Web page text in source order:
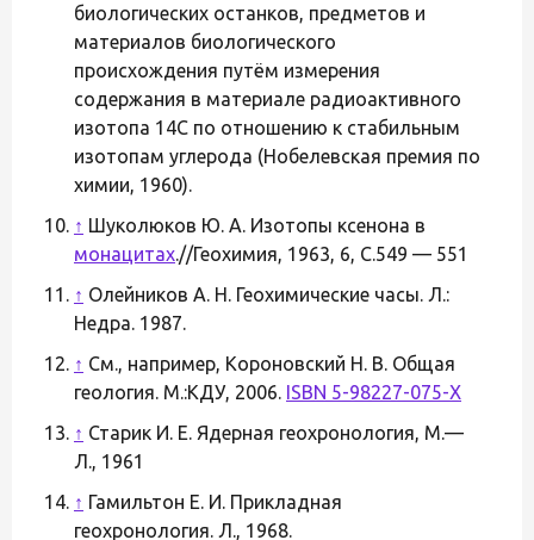
биологических останков, предметов и
материалов биологического
происхождения путём измерения
содержания в материале радиоактивного
изотопа 14C по отношению к стабильным
изотопам углерода (Нобелевская премия по
химии, 1960).
↑ Шуколюков Ю. А. Изотопы ксенона в
монацитах.//Геохимия, 1963, 6, С.549 — 551
↑ Олейников А. Н. Геохимические часы. Л.:
Недра. 1987.
↑ См., например, Короновский Н. В. Общая
геология. М.:КДУ, 2006. ISBN 5-98227-075-X
↑ Старик И. Е. Ядерная геохронология, М.—
Л., 1961
↑ Гамильтон Е. И. Прикладная
геохронология. Л., 1968.